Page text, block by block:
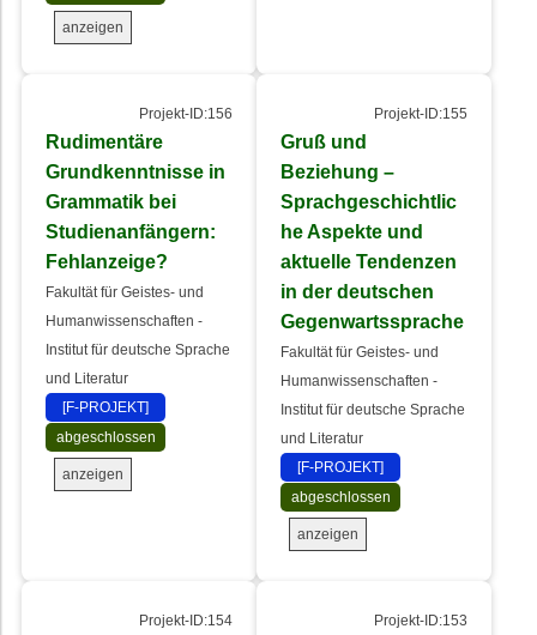
anzeigen
Projekt-ID:156
Rudimentäre
Grundkenntnisse in
Grammatik bei
Studienanfängern:
Fehlanzeige?
Fakultät für Geistes- und
Humanwissenschaften -
Institut für deutsche Sprache
und Literatur
[F-PROJEKT]
abgeschlossen
anzeigen
Projekt-ID:155
Gruß und
Beziehung –
Sprachgeschichtlic
he Aspekte und
aktuelle Tendenzen
in der deutschen
Gegenwartssprache
Fakultät für Geistes- und
Humanwissenschaften -
Institut für deutsche Sprache
und Literatur
[F-PROJEKT]
abgeschlossen
anzeigen
Projekt-ID:154 Projekt-ID:153